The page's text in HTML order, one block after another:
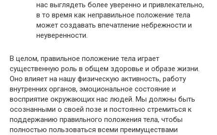
нас выглядеть более уверенно и привлекательно,
в то время как неправильное положение тела
может создавать впечатление небрежности и
неуверенности.
В целом, правильное положение тела играет
существенную роль в общем здоровье и образе жизни.
Оно влияет на нашу физическую активность, работу
внутренних органов, эмоциональное состояние и
восприятие окружающих нас людей. Мы должны быть
осознанными о своей позе и постоянно стремиться к
поддержанию правильного положения тела, чтобы
полностью пользоваться всеми преимуществами